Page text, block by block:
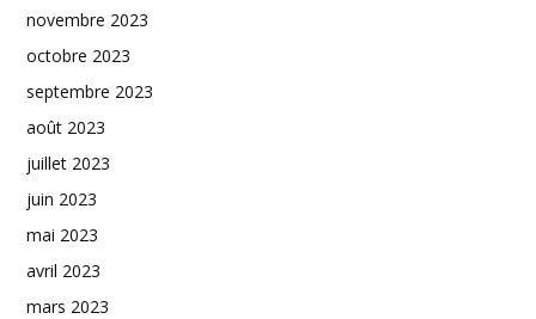
novembre 2023
octobre 2023
septembre 2023
août 2023
juillet 2023
juin 2023
mai 2023
avril 2023
mars 2023